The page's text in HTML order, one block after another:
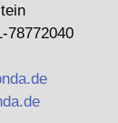
78772040